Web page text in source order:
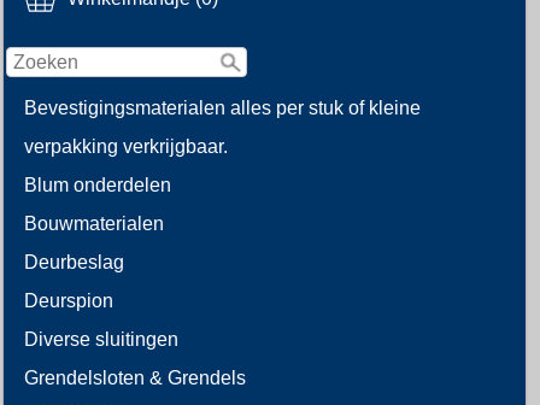
Bevestigingsmaterialen alles per stuk of kleine
verpakking verkrijgbaar.
Blum onderdelen
Bouwmaterialen
Deurbeslag
Deurspion
Diverse sluitingen
Grendelsloten & Grendels